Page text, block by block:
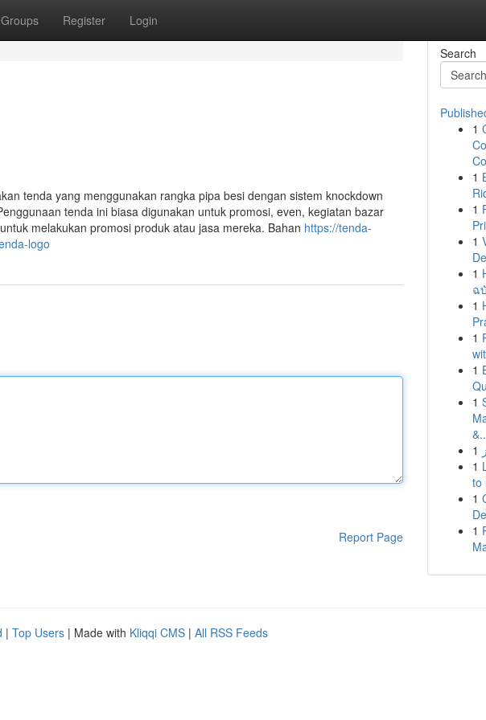
Groups Register Login
tenda yang menggunakan rangka pipa besi dengan sistem knockdown
tenda ini biasa digunakan untuk promosi, even, kegiatan bazar
melakukan promosi produk atau jasa mereka. Bahan https://tenda-
logo
Report Page
Search
1
1
1
1
1
ฉ
1
1
1
1
1
1
to
1
1
| Top Users | Made with Kliqqi CMS | All RSS Feeds